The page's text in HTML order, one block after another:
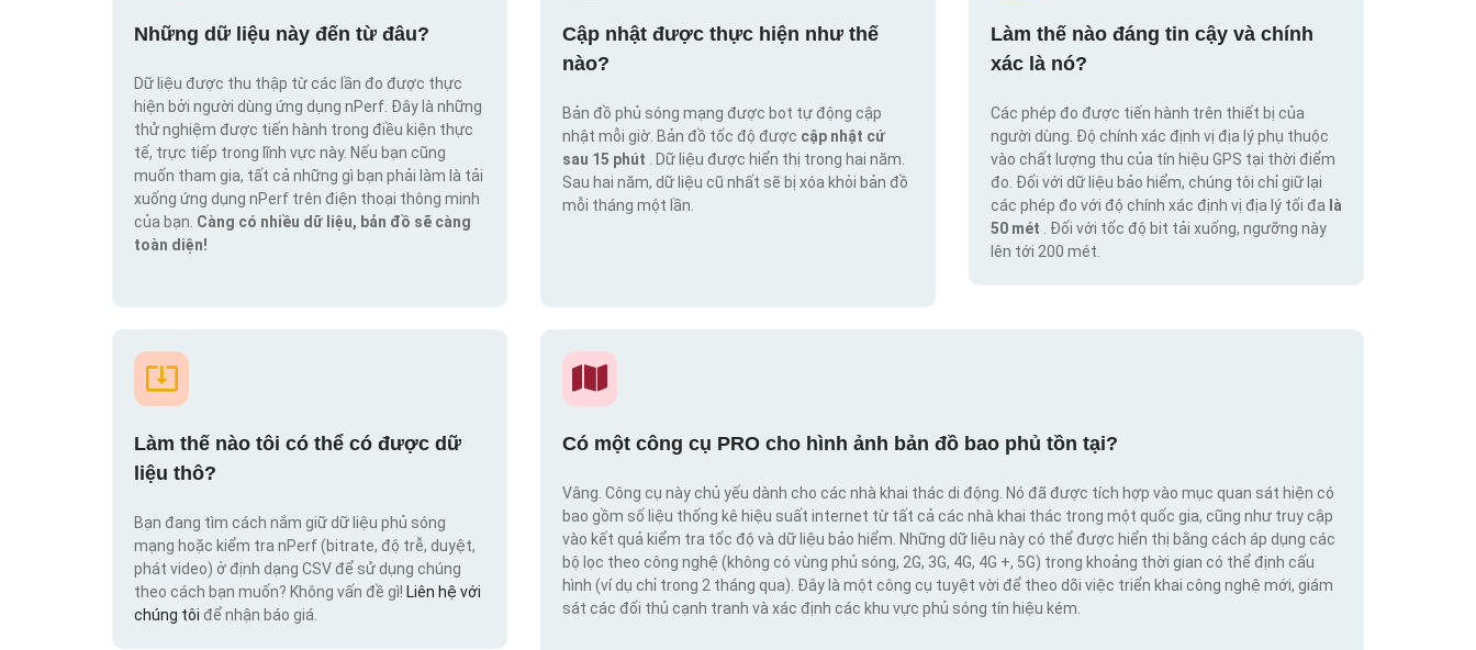
Những dữ liệu này đến từ đâu?
Dữ liệu được thu thập từ các lần đo được thực
hiện bởi người dùng ứng dụng nPerf. Đây là những
thử nghiệm được tiến hành trong điều kiện thực
tế, trực tiếp trong lĩnh vực này. Nếu bạn cũng
muốn tham gia, tất cả những gì bạn phải làm là tải
xuống ứng dụng nPerf trên điện thoại thông minh
của bạn. Càng có nhiều dữ liệu, bản đồ sẽ càng
toàn diện!
Cập nhật được thực hiện như thế
nào?
Bản đồ phủ sóng mạng được bot tự động cập
nhật mỗi giờ. Bản đồ tốc độ được cập nhật cứ
sau 15 phút
. Dữ liệu được hiển thị trong hai năm.
Sau hai năm, dữ liệu cũ nhất sẽ bị xóa khỏi bản đồ
mỗi tháng một lần.
Làm thế nào đáng tin cậy và chính
xác là nó?
Các phép đo được tiến hành trên thiết bị của
người dùng. Độ chính xác định vị địa lý phụ thuộc
vào chất lượng thu của tín hiệu GPS tại thời điểm
đo. Đối với dữ liệu bảo hiểm, chúng tôi chỉ giữ lại
các phép đo với độ chính xác định vị địa lý tối đa là
50 mét
. Đối với tốc độ bit tải xuống, ngưỡng này
lên tới 200 mét.
Làm thế nào tôi có thể có được dữ
liệu thô?
Bạn đang tìm cách nắm giữ dữ liệu phủ sóng
mạng hoặc kiểm tra nPerf (bitrate, độ trễ, duyệt,
phát video) ở định dạng CSV để sử dụng chúng
theo cách bạn muốn? Không vấn đề gì! Liên hệ với
chúng tôi để nhận báo giá.
Có một công cụ PRO cho hình ảnh bản đồ bao phủ tồn tại?
Vâng. Công cụ này chủ yếu dành cho các nhà khai thác di động. Nó đã được tích hợp vào mục quan sát hiện có
bao gồm số liệu thống kê hiệu suất internet từ tất cả các nhà khai thác trong một quốc gia, cũng như truy cập
vào kết quả kiểm tra tốc độ và dữ liệu bảo hiểm. Những dữ liệu này có thể được hiển thị bằng cách áp dụng các
bộ lọc theo công nghệ (không có vùng phủ sóng, 2G, 3G, 4G, 4G +, 5G) trong khoảng thời gian có thể định cấu
hình (ví dụ chỉ trong 2 tháng qua). Đây là một công cụ tuyệt vời để theo dõi việc triển khai công nghệ mới, giám
sát các đối thủ cạnh tranh và xác định các khu vực phủ sóng tín hiệu kém.